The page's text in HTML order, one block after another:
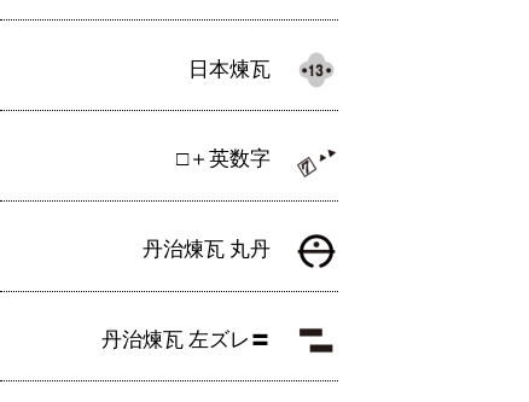
日本煉瓦
□＋英数字
丹治煉瓦 丸丹
丹治煉瓦 左ズレ〓